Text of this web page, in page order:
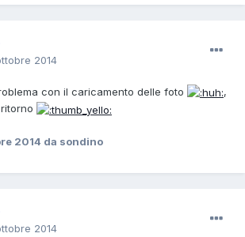
2014
con il caricamento delle foto
,
2014 da sondino
2014